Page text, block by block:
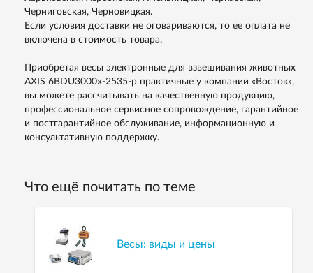
Черниговская, Черновицкая.
Если условия доставки не оговариваются, то ее оплата не
включена в стоимость товара.
Приобретая весы электронные для взвешивания животных
AXIS 6BDU3000х-2535-р практичные у компании «Восток»,
вы можете рассчитывать на качественную продукцию,
профессиональное сервисное сопровождение, гарантийное
и постгарантийное обслуживание, информационную и
консультативную поддержку.
Что ещё почитать по теме
Весы: виды и цены